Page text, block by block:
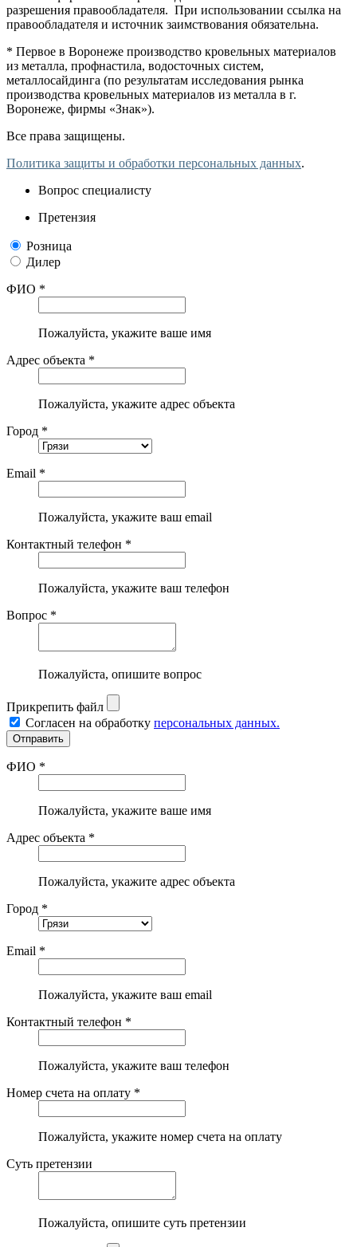
разрешения правообладателя. При использовании ссылка на
правообладателя и источник заимствования обязательна.
* Первое в Воронеже производство кровельных материалов
из металла, профнастила, водосточных систем,
металлосайдинга (по результатам исследования рынка
производства кровельных материалов из металла в г.
Воронеже, фирмы «Знак»).
Все права защищены.
Политика защиты и обработки персональных данных.
Вопрос специалисту
Претензия
Розница
Дилер
ФИО *
Пожалуйста, укажите ваше имя
Адрес объекта *
Пожалуйста, укажите адрес объекта
Город *
Email *
Пожалуйста, укажите ваш email
Контактный телефон *
Пожалуйста, укажите ваш телефон
Вопрос *
Пожалуйста, опишите вопрос
Прикрепить файл
Согласен на обработку персональных данных.
ФИО *
Пожалуйста, укажите ваше имя
Адрес объекта *
Пожалуйста, укажите адрес объекта
Город *
Email *
Пожалуйста, укажите ваш email
Контактный телефон *
Пожалуйста, укажите ваш телефон
Номер счета на оплату *
Пожалуйста, укажите номер счета на оплату
Суть претензии
Пожалуйста, опишите суть претензии